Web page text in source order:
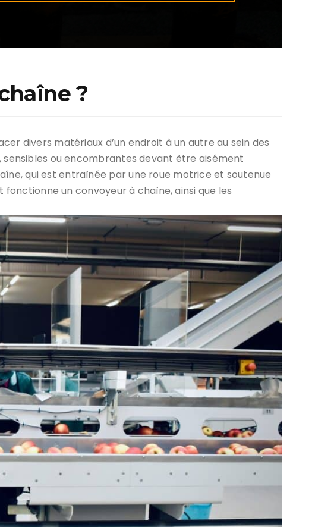
?
divers matériaux d’un endroit à un autre au sein des
ou encombrantes devant être aisément
qui est entraînée par une roue motrice et soutenue
fonctionne un convoyeur à chaîne, ainsi que les